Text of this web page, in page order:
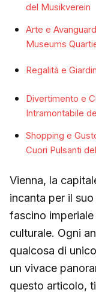
del Musikverein
Arte e
Museums
Regalità e
Divertimento e
Intramontabile
Shopping e
Cuori Pulsanti
Vienna, la
incanta per il
fascino
culturale. Ogni
qualcosa di
un vivace
questo articolo,